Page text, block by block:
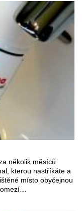
několik měsíců
kterou nastříkáte a
místo obyčejnou